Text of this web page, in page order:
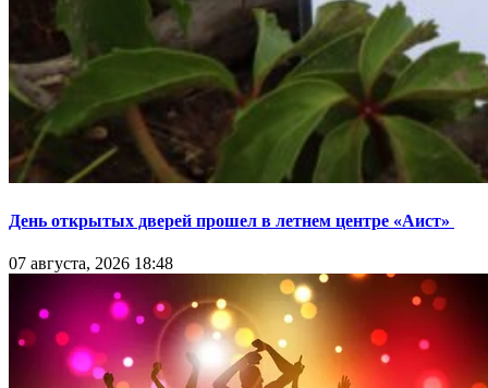
День открытых дверей прошел в летнем центре «Аист»
07 августа, 2026 18:48